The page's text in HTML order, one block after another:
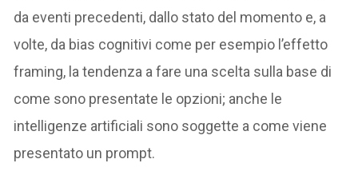
da eventi precedenti, dallo stato del momento e, a
volte, da bias cognitivi come per esempio l’effetto
framing, la tendenza a fare una scelta sulla base di
come sono presentate le opzioni; anche le
intelligenze artificiali sono soggette a come viene
presentato un prompt.